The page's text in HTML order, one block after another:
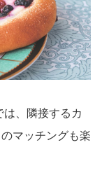
、隣接するカ
マッチングも楽